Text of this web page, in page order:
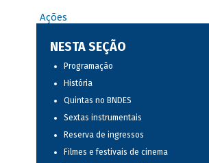
Ações
NESTA SEÇÃO
Programação
História
Quintas no BNDES
Sextas instrumentais
Reserva de ingressos
Filmes e festivais de cinema